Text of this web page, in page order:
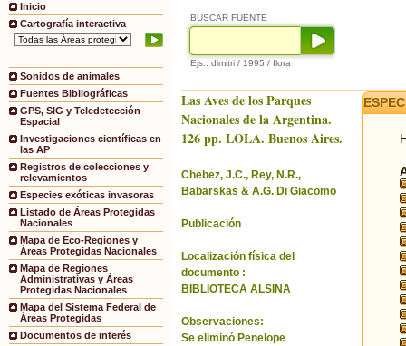
Inicio
Cartografía interactiva
Sonidos de animales
Fuentes Bibliográficas
GPS, SIG y Teledetección
Espacial
Investigaciones científicas en
las AP
Registros de colecciones y
relevamientos
Especies exóticas invasoras
Listado de Áreas Protegidas
Nacionales
Mapa de Eco-Regiones y
Áreas Protegidas Nacionales
Mapa de Regiones
Administrativas y Áreas
Protegidas Nacionales
Mapa del Sistema Federal de
Áreas Protegidas
Documentos de interés
BUSCAR FUENTE
Ejs.: dimitri / 1995 / flora
Las Aves de los Parques
Nacionales de la Argentina.
126 pp. LOLA. Buenos Aires.
Chebez, J.C., Rey, N.R.,
Babarskas & A.G. Di Giacomo
Publicación
Localización física del
documento :
BIBLIOTECA ALSINA
Observaciones:
Se eliminó Penelope